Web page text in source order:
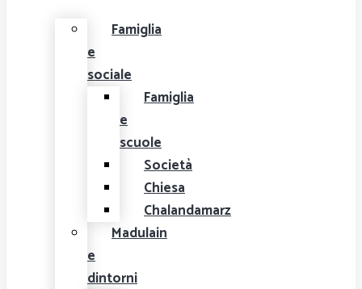
Famiglia
e
sociale
Famiglia
e
scuole
Società
Chiesa
Chalandamarz
Madulain
e
dintorni